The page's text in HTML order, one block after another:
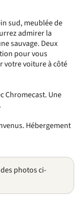
sud, meublée de
admirer la
sauvage. Deux
pour vous
votre voiture à côté
Chromecast. Une
Hébergement
photos ci-